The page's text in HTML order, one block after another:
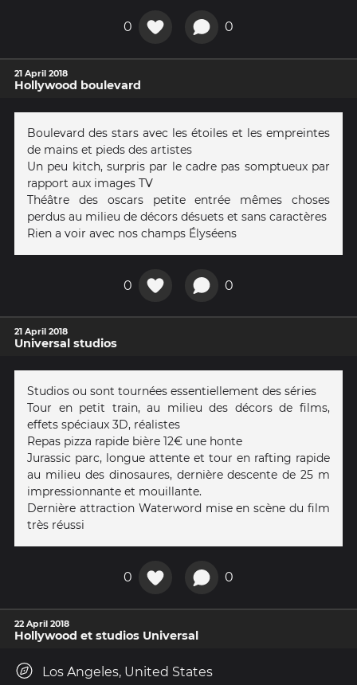
0 0
21 April 2018
Hollywood boulevard
Boulevard des stars avec les étoiles et les empreintes
de mains et pieds des artistes
Un peu kitch, surpris par le cadre pas somptueux par
rapport aux images TV
Théâtre des oscars petite entrée mêmes choses
perdus au milieu de décors désuets et sans caractères
Rien a voir avec nos champs Élyséens
0 0
21 April 2018
Universal studios
Studios ou sont tournées essentiellement des séries
Tour en petit train, au milieu des décors de films,
effets spéciaux 3D, réalistes
Repas pizza rapide bière 12€ une honte
Jurassic parc, longue attente et tour en rafting rapide
au milieu des dinosaures, dernière descente de 25 m
impressionnante et mouillante.
Dernière attraction Waterword mise en scène du film
très réussi
0 0
22 April 2018
Hollywood et studios Universal
Los Angeles, United States